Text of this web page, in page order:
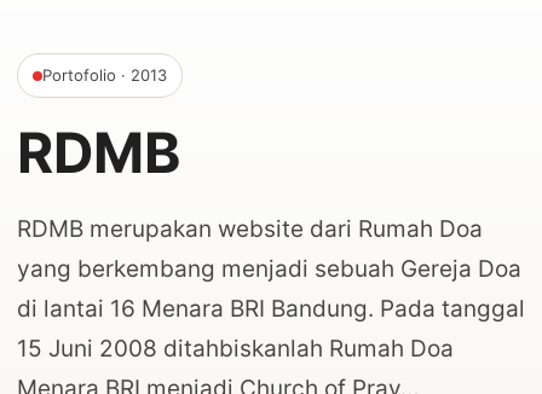
Portofolio · 2013
RDMB
RDMB merupakan website dari Rumah Doa
yang berkembang menjadi sebuah Gereja Doa
di lantai 16 Menara BRI Bandung. Pada tanggal
15 Juni 2008 ditahbiskanlah Rumah Doa